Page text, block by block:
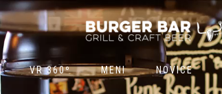
VR 360º MENI NOVICE